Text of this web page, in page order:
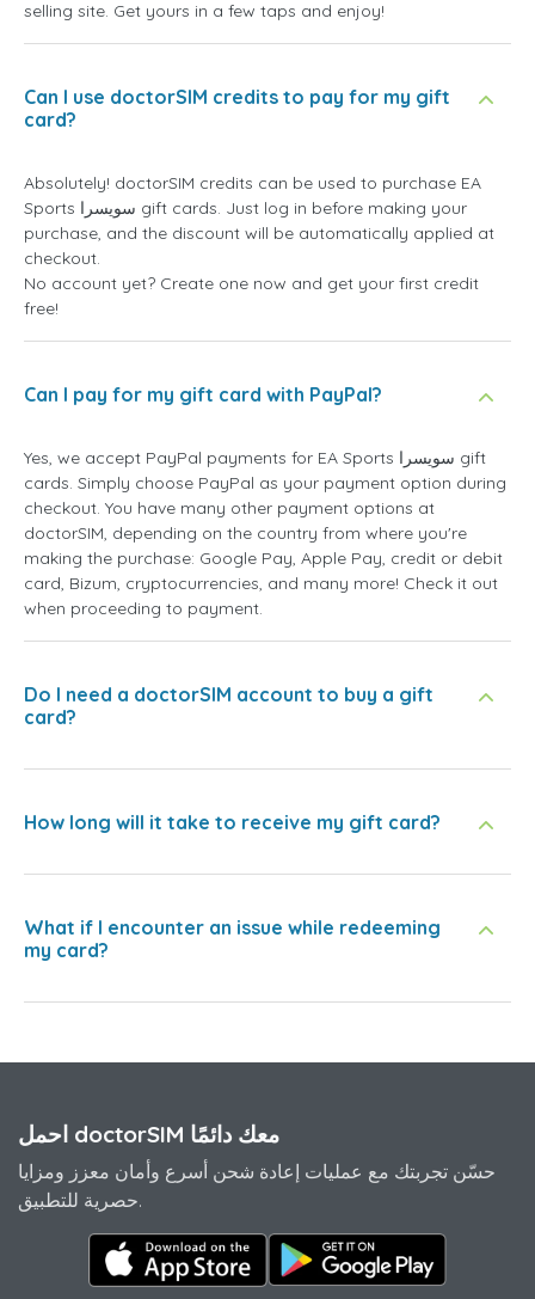
selling site. Get yours in a few taps and enjoy!
Can I use doctorSIM credits to pay for my gift
card?
Absolutely! doctorSIM credits can be used to purchase EA
Sports سويسرا gift cards. Just log in before making your
purchase, and the discount will be automatically applied at
checkout.
No account yet? Create one now and get your first credit
free!
Can I pay for my gift card with PayPal?
Yes, we accept PayPal payments for EA Sports سويسرا gift
cards. Simply choose PayPal as your payment option during
checkout. You have many other payment options at
doctorSIM, depending on the country from where you're
making the purchase: Google Pay, Apple Pay, credit or debit
card, Bizum, cryptocurrencies, and many more! Check it out
when proceeding to payment.
Do I need a doctorSIM account to buy a gift
card?
How long will it take to receive my gift card?
What if I encounter an issue while redeeming
my card?
احمل doctorSIM معك دائمًا
حسّن تجربتك مع عمليات إعادة شحن أسرع وأمان معزز ومزايا
حصرية للتطبيق.